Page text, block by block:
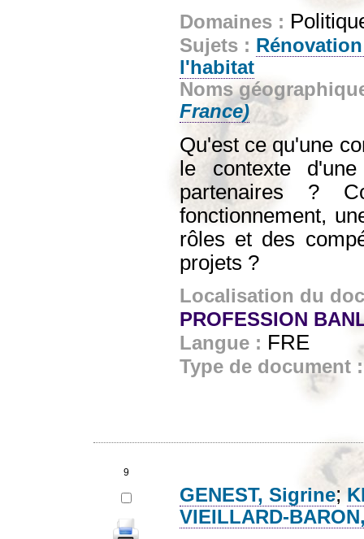
Domaines :
Sujets :
l'habitat
Noms
France)
Qu'est ce qu'une
le contexte
partenaires ?
fonctionnement,
rôles et des
projets ?
Localisation du
PROFESSION
Langue : FRE
Type de document
9
GENEST, Sigrine;
VIEILLARD-